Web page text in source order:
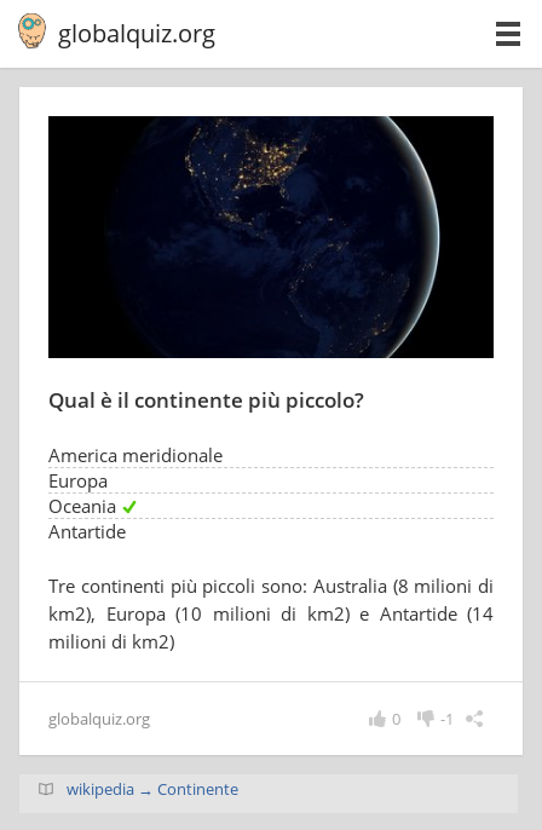
globalquiz.org
Qual è il continente più piccolo?
America meridionale
Europa
Oceania
Antartide
Tre continenti più piccoli sono: Australia (8 milioni di
km2), Europa (10 milioni di km2) e Antartide (14
milioni di km2)
globalquiz.org -1
0
wikipedia → Continente